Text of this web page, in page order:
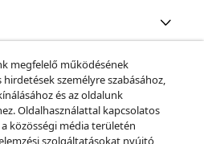
megfelelő működésének
személyre szabásához,
és az oldalunk
Oldalhasználattal kapcsolatos
közösségi média területén
szolgáltatásokat nyújtó